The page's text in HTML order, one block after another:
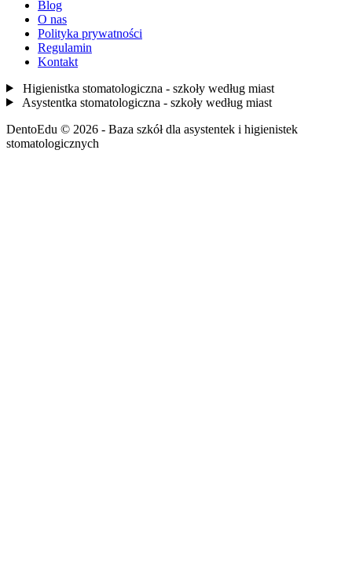
Blog
O nas
Polityka prywatności
Regulamin
Kontakt
Higienistka stomatologiczna - szkoły według miast
Asystentka stomatologiczna - szkoły według miast
DentoEdu © 2026 - Baza szkół dla asystentek i higienistek
stomatologicznych